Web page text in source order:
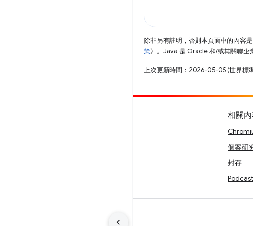
除非另有註明，否則本頁面中的內容
策》。Java 是 Oracle 和/或其關聯企
上次更新時間：2026-05-05 (世界標準
相關內
個案研
封存